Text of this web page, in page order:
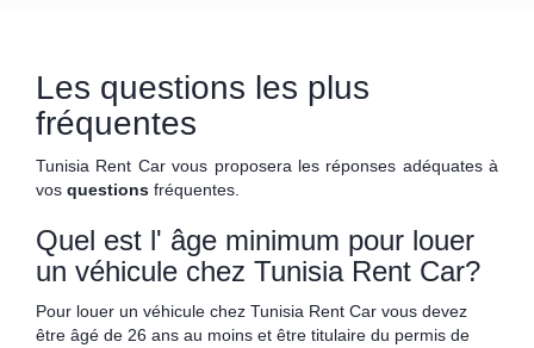
Les questions les plus
fréquentes
Tunisia Rent Car vous proposera les réponses adéquates à
vos questions fréquentes.
Quel est l' âge minimum pour louer
un véhicule chez Tunisia Rent Car?
Pour louer un véhicule chez Tunisia Rent Car vous devez
être âgé de 26 ans au moins et être titulaire du permis de